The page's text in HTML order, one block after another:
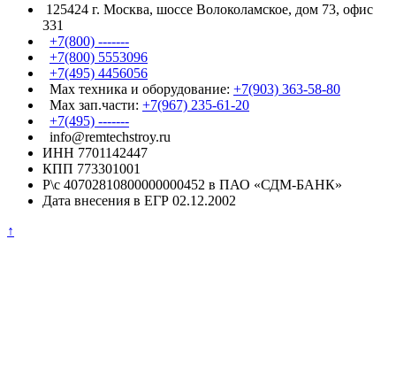
125424 г. Москва, шоссе Волоколамское, дом 73, офис
331
+7(800) -------
+7(800) 5553096
+7(495) 4456056
Max техника и оборудование: +7(903) 363-58-80
Max зап.части: +7(967) 235-61-20
+7(495) -------
info@remtechstroy.ru
ИНН 7701142447
КПП 773301001
Р\с 40702810800000000452 в ПАО «СДМ-БАНК»
Дата внесения в ЕГР 02.12.2002
↑